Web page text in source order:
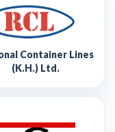
Container Lines
(K.H.) Ltd.